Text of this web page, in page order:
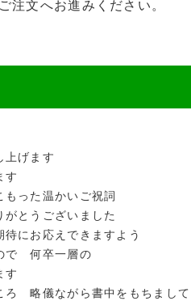
注文へお進みください。
げます
す
った温かいご祝詞
とうございました
にお応えできますよう
で 何卒一層の
す
ろ 略儀ながら書中をもちまして